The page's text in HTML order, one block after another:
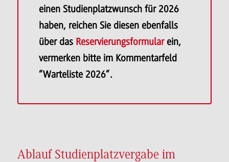
einen Studienplatzwunsch für 2026
haben, reichen Sie diesen ebenfalls
über das Reservierungsformularein,
vermerken bitte im Kommentarfeld
“Warteliste 2026”.
Ablauf Studienplatzvergabe im